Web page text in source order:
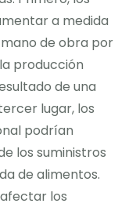
a medida
de obra por
producción
de una
lugar, los
podrían
los suministros
de alimentos.
los